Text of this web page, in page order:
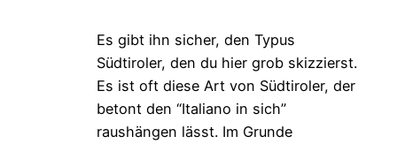
Es gibt ihn sicher, den Typus
Südtiroler, den du hier grob skizzierst.
Es ist oft diese Art von Südtiroler, der
betont den “Italiano in sich”
raushängen lässt. Im Grunde